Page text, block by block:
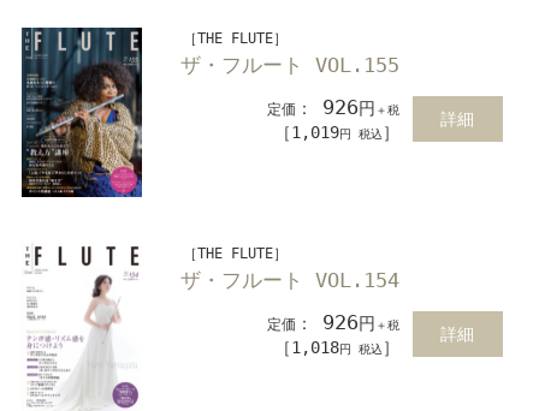
［THE FLUTE］
ザ・フルート VOL.155
定価 ： 926円 ＋税
［1,019円 税込 ］
詳細
［THE FLUTE］
ザ・フルート VOL.154
定価 ： 926円 ＋税
［1,018円 税込 ］
詳細